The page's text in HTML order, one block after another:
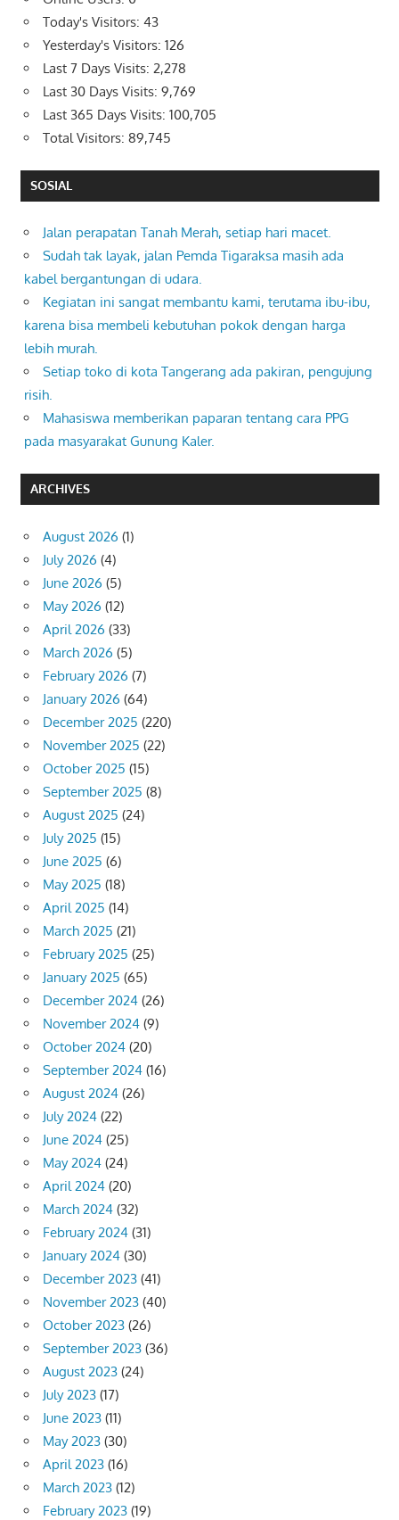
Today's Visitors: 43
Yesterday's Visitors: 126
Last 7 Days Visits: 2,278
Last 30 Days Visits: 9,769
Last 365 Days Visits: 100,705
Total Visitors: 89,745
SOSIAL
Jalan perapatan Tanah Merah, setiap hari macet.
Sudah tak layak, jalan Pemda Tigaraksa masih ada
kabel bergantungan di udara.
Kegiatan ini sangat membantu kami, terutama ibu-ibu,
karena bisa membeli kebutuhan pokok dengan harga
lebih murah.
Setiap toko di kota Tangerang ada pakiran, pengujung
risih.
Mahasiswa memberikan paparan tentang cara PPG
pada masyarakat Gunung Kaler.
ARCHIVES
August 2026 (1)
July 2026 (4)
June 2026 (5)
May 2026 (12)
April 2026 (33)
March 2026 (5)
February 2026 (7)
January 2026 (64)
December 2025 (220)
November 2025 (22)
October 2025 (15)
September 2025 (8)
August 2025 (24)
July 2025 (15)
June 2025 (6)
May 2025 (18)
April 2025 (14)
March 2025 (21)
February 2025 (25)
January 2025 (65)
December 2024 (26)
November 2024 (9)
October 2024 (20)
September 2024 (16)
August 2024 (26)
July 2024 (22)
June 2024 (25)
May 2024 (24)
April 2024 (20)
March 2024 (32)
February 2024 (31)
January 2024 (30)
December 2023 (41)
November 2023 (40)
October 2023 (26)
September 2023 (36)
August 2023 (24)
July 2023 (17)
June 2023 (11)
May 2023 (30)
April 2023 (16)
March 2023 (12)
February 2023 (19)